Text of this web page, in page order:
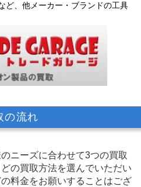
ど、他メーカー・ブランドの工具
の流れ
ニーズに合わせて3つの買取
どの買取方法を選んでいただい
料金をお願いすることはござ